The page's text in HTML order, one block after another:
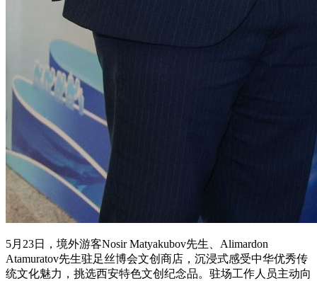
5月23日，境外游客Nosir Matyakubov先生、Alimardon
Atamuratov先生驻足丝博会文创商店，沉浸式感受中华优秀传
统文化魅力，挑选西安特色文创纪念品。驻场工作人员主动向